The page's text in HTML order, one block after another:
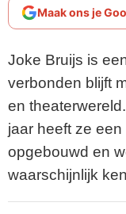
Maak ons je
Joke Bruijs is
verbonden blijft
en
jaar heeft ze
opgebouwd en
waarschijnlijk